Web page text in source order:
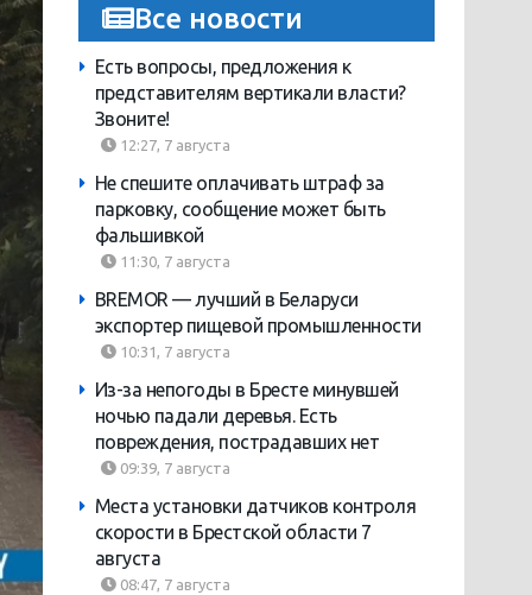
Все новости
Есть вопросы, предложения к
представителям вертикали власти?
Звоните!
12:27, 7 августа
Не спешите оплачивать штраф за
парковку, сообщение может быть
фальшивкой
11:30, 7 августа
BREMOR — лучший в Беларуси
экспортер пищевой промышленности
10:31, 7 августа
Из-за непогоды в Бресте минувшей
ночью падали деревья. Есть
повреждения, пострадавших нет
09:39, 7 августа
Места установки датчиков контроля
скорости в Брестской области 7
августа
08:47, 7 августа